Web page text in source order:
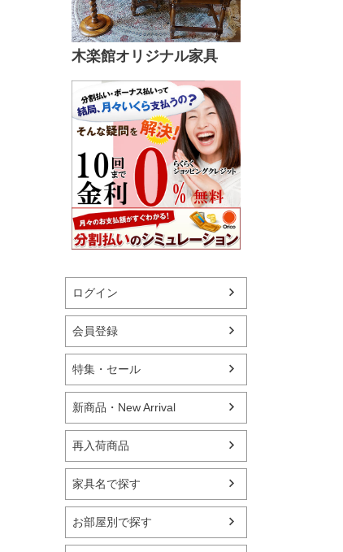
木楽館オリジナル家具
ログイン
会員登録
特集・セール
新商品・New Arrival
再入荷商品
家具名で探す
お部屋別で探す